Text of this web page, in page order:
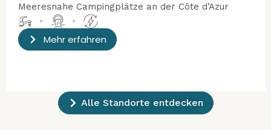
Meeresnahe Campingplätze an der Côte d’Azur
•
•
Mehr erfahren
Alle Standorte entdecken